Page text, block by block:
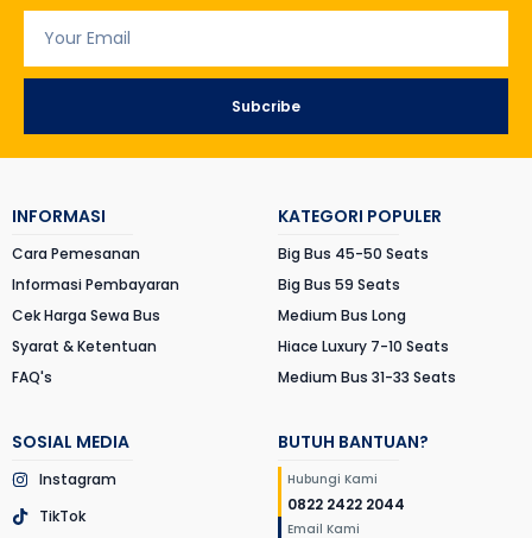
Subcribe
INFORMASI
Cara Pemesanan
Informasi Pembayaran
Cek Harga Sewa Bus
Syarat & Ketentuan
FAQ's
KATEGORI POPULER
Big Bus 45-50 Seats
Big Bus 59 Seats
Medium Bus Long
Hiace Luxury 7-10 Seats
Medium Bus 31-33 Seats
SOSIAL MEDIA
Instagram
TikTok
BUTUH BANTUAN?
Hubungi Kami
0822 2422 2044
Email Kami